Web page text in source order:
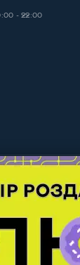
- 22:00
самий кльовий